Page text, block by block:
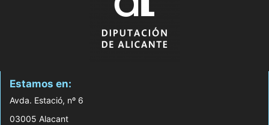
Estamos en:
Avda. Estació, nº 6
03005 Alacant